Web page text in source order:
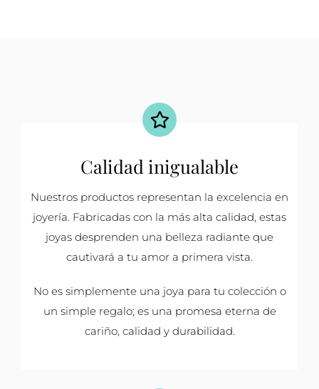
Calidad inigualable
Nuestros productos representan la excelencia en
joyería. Fabricadas con la más alta calidad, estas
joyas desprenden una belleza radiante que
cautivará a tu amor a primera vista.
No es simplemente una joya para tu colección o
un simple regalo; es una promesa eterna de
cariño, calidad y durabilidad.